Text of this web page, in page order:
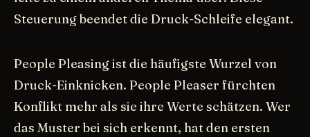
Steuerung beendet die Druck-Schleife elegant.
People Pleasing ist die häufigste Wurzel von
Druck-Einknicken. People Pleaser fürchten
Konflikt mehr als sie ihre Werte schätzen. Wer
das Muster bei sich erkennt, hat den ersten